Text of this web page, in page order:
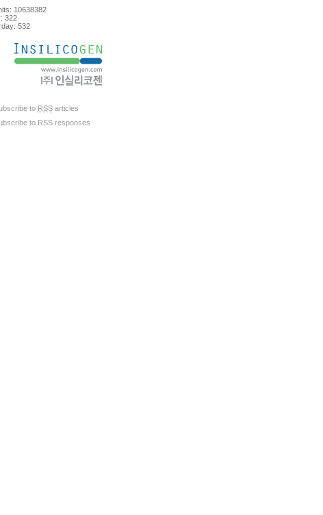
10638382
322
532
to RSSarticles
to RSS responses